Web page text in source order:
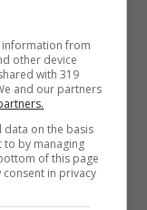
maghetto
diventava
mostra del
tutti i
che
resto Harry
from
other device
with 319
and our partners
data on the basis
to by managing
of this page
in privacy